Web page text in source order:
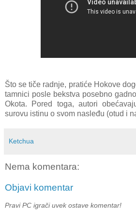
Što se tiče radnje, pratiće Hokove
tamnici posle bekstva posebno
Okota. Pored toga, autori
surovu istinu o svom nasleđu (otud i
Ketchua
Nema komentara:
Objavi komentar
Pravi PC igrači uvek ostave komentar!